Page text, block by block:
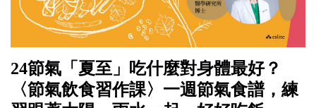
24節氣「夏至」吃什麼對身體最好？
〈節氣飲食習作課〉一週節氣食譜，練